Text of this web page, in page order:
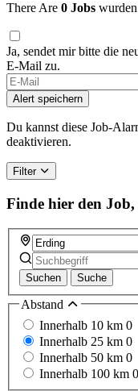
There Are 0 Jobs
Ja, sendet mir bitte die
E-Mail zu.
Alert speichern
Du kannst diese Job-
deaktivieren.
Filter
Finde hier den
Suchen Suche
Abstand
Innerhalb 10 km 0
Innerhalb 25 km 0
Innerhalb 50 km 0
Innerhalb 100 km 0